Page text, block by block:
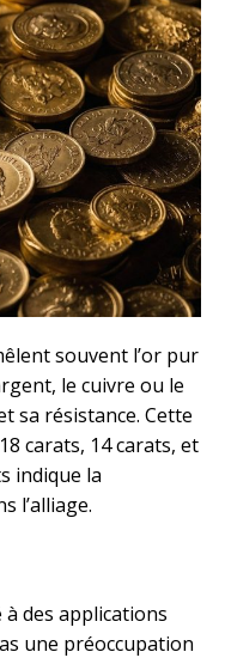
souvent l’or pur
le cuivre ou le
sa résistance. Cette
carats, 14 carats, et
indique la
l’alliage.
à des applications
une préoccupation